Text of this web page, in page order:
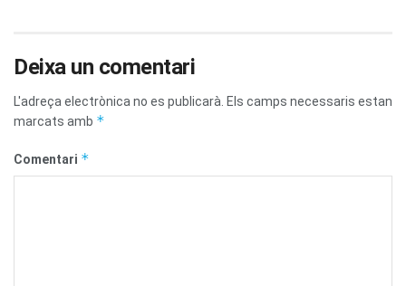
Deixa un comentari
L'adreça electrònica no es publicarà. Els camps necessaris estan
marcats amb *
Comentari *